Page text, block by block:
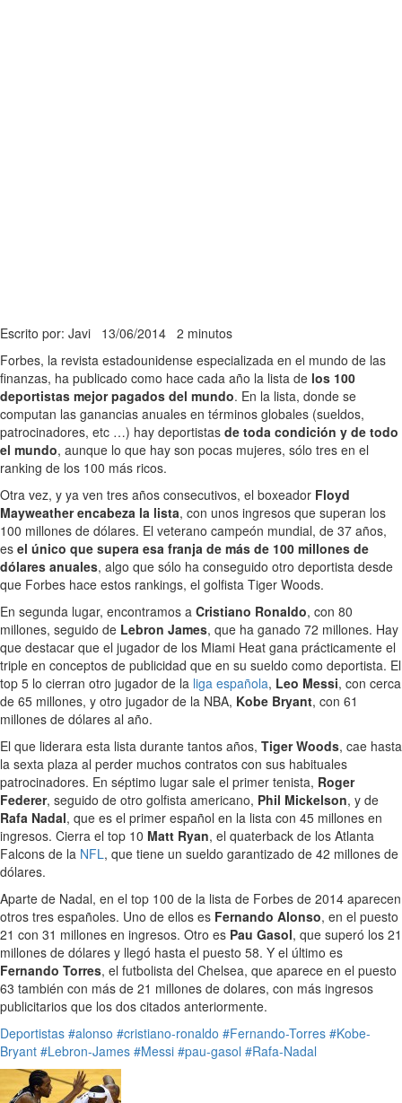
Escrito por: Javi 13/06/2014 2 minutos
Forbes, la revista estadounidense especializada en el mundo de las
finanzas, ha publicado como hace cada año la lista de los 100
deportistas mejor pagados del mundo. En la lista, donde se
computan las ganancias anuales en términos globales (sueldos,
patrocinadores, etc …) hay deportistas de toda condición y de todo
el mundo, aunque lo que hay son pocas mujeres, sólo tres en el
ranking de los 100 más ricos.
Otra vez, y ya ven tres años consecutivos, el boxeador Floyd
Mayweather encabeza la lista, con unos ingresos que superan los
100 millones de dólares. El veterano campeón mundial, de 37 años,
es el único que supera esa franja de más de 100 millones de
dólares anuales, algo que sólo ha conseguido otro deportista desde
que Forbes hace estos rankings, el golfista Tiger Woods.
En segunda lugar, encontramos a Cristiano Ronaldo, con 80
millones, seguido de Lebron James, que ha ganado 72 millones. Hay
que destacar que el jugador de los Miami Heat gana prácticamente el
triple en conceptos de publicidad que en su sueldo como deportista. El
top 5 lo cierran otro jugador de la liga española, Leo Messi, con cerca
de 65 millones, y otro jugador de la NBA, Kobe Bryant, con 61
millones de dólares al año.
El que liderara esta lista durante tantos años, Tiger Woods, cae hasta
la sexta plaza al perder muchos contratos con sus habituales
patrocinadores. En séptimo lugar sale el primer tenista, Roger
Federer, seguido de otro golfista americano, Phil Mickelson, y de
Rafa Nadal, que es el primer español en la lista con 45 millones en
ingresos. Cierra el top 10 Matt Ryan, el quaterback de los Atlanta
Falcons de la NFL, que tiene un sueldo garantizado de 42 millones de
dólares.
Aparte de Nadal, en el top 100 de la lista de Forbes de 2014 aparecen
otros tres españoles. Uno de ellos es Fernando Alonso, en el puesto
21 con 31 millones en ingresos. Otro es Pau Gasol, que superó los 21
millones de dólares y llegó hasta el puesto 58. Y el último es
Fernando Torres, el futbolista del Chelsea, que aparece en el puesto
63 también con más de 21 millones de dolares, con más ingresos
publicitarios que los dos citados anteriormente.
Deportistas #alonso #cristiano-ronaldo #Fernando-Torres #Kobe-
Bryant #Lebron-James #Messi #pau-gasol #Rafa-Nadal